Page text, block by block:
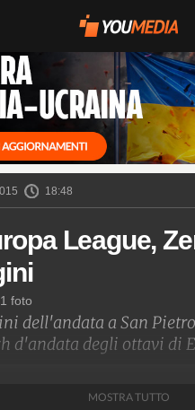
18:48
League,
foto
dell'andata a San
d'andata degli ottavi di
4.555 video- 62.933 foto
MOSTRA TUTTO